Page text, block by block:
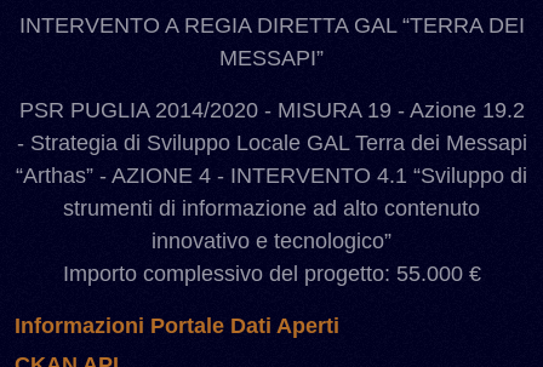
INTERVENTO A REGIA DIRETTA GAL “TERRA DEI
MESSAPI”
PSR PUGLIA 2014/2020 - MISURA 19 - Azione 19.2
- Strategia di Sviluppo Locale GAL Terra dei Messapi
“Arthas” - AZIONE 4 - INTERVENTO 4.1 “Sviluppo di
strumenti di informazione ad alto contenuto
innovativo e tecnologico”
Importo complessivo del progetto: 55.000 €
Informazioni Portale Dati Aperti